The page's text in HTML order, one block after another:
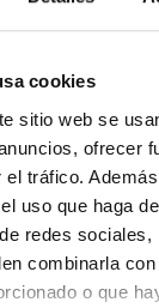
cookies
sitio web se
ofrecer
tráfico.
uso que haga
redes sociales,
combinarla
o que
de
de la